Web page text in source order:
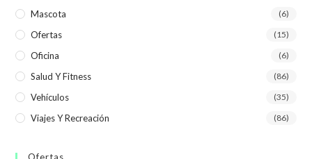
Mascota (6)
Ofertas (15)
Oficina (6)
Salud Y Fitness (86)
Vehículos (35)
Viajes Y Recreación (86)